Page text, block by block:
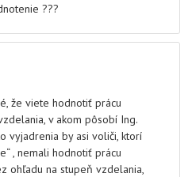
???
že viete hodnotiť prácu
v akom pôsobí Ing.
vyjadrenia by asi voliči, ktorí
, nemali hodnotiť prácu
ohľadu na stupeň vzdelania,